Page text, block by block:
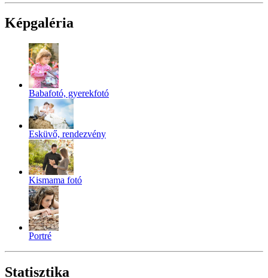
Képgaléria
Babafotó, gyerekfotó
Esküvő, rendezvény
Kismama fotó
Portré
Statisztika